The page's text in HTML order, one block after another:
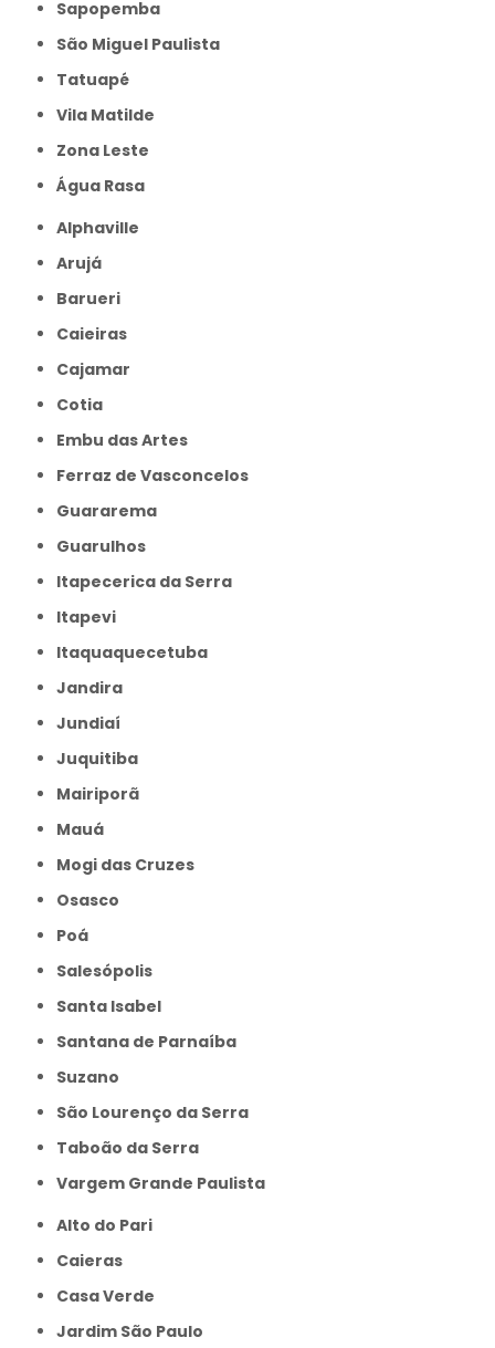
Sapopemba
São Miguel Paulista
Tatuapé
Vila Matilde
Zona Leste
Água Rasa
Alphaville
Arujá
Barueri
Caieiras
Cajamar
Cotia
Embu das Artes
Ferraz de Vasconcelos
Guararema
Guarulhos
Itapecerica da Serra
Itapevi
Itaquaquecetuba
Jandira
Jundiaí
Juquitiba
Mairiporã
Mauá
Mogi das Cruzes
Osasco
Poá
Salesópolis
Santa Isabel
Santana de Parnaíba
Suzano
São Lourenço da Serra
Taboão da Serra
Vargem Grande Paulista
Alto do Pari
Caieras
Casa Verde
Jardim São Paulo